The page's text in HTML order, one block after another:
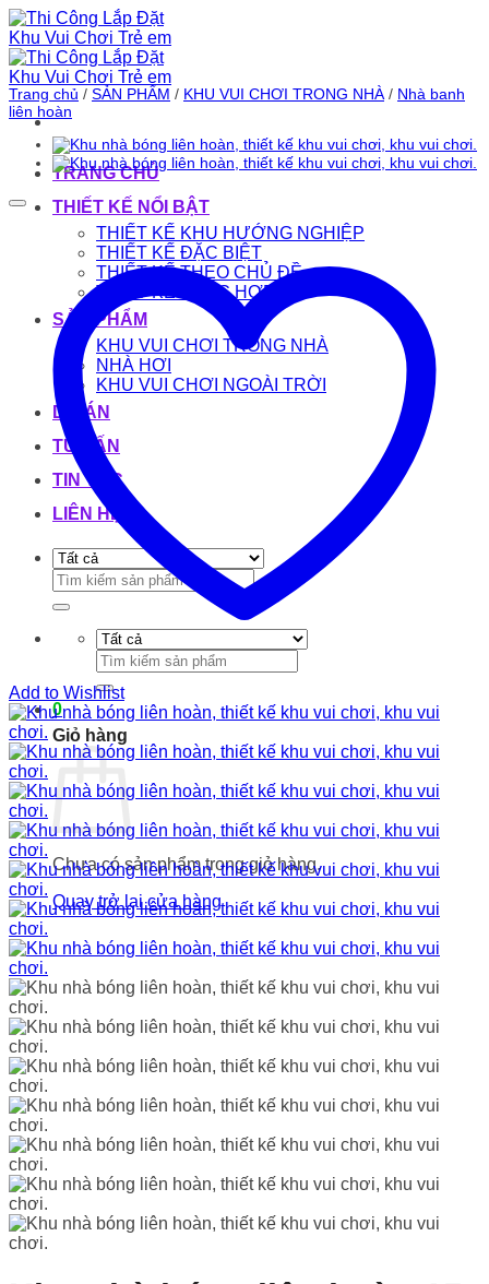
Bỏ
qua
nội
dung
TRANG CHỦ
THIẾT KẾ NỔI BẬT
THIẾT KẾ KHU HƯỚNG NGHIỆP
THIẾT KẾ ĐẶC BIỆT
THIẾT KẾ THEO CHỦ ĐỀ
THIẾT KẾ TỔNG HỢP
SẢN PHẨM
KHU VUI CHƠI TRONG NHÀ
NHÀ HƠI
KHU VUI CHƠI NGOÀI TRỜI
DỰ ÁN
TƯ VẤN
TIN TỨC
LIÊN HỆ
Tìm
kiếm:
Tìm
kiếm:
0
Giỏ hàng
Chưa có sản phẩm trong giỏ hàng.
Quay trở lại cửa hàng
Trang chủ / SẢN PHẨM / KHU VUI CHƠI TRONG NHÀ / Nhà banh
liên hoàn
Add to Wishlist